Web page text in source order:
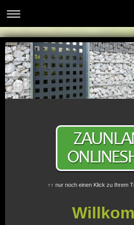
↑↑ nur noch einen Klick zu Ihrem